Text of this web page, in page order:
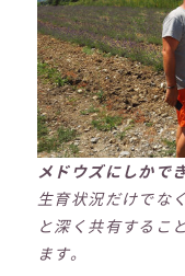
メドウズにしかで
生育状況だけでな
と深く共有するこ
ます。